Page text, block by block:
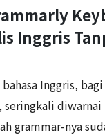
Inggris
Inggris,
diwarnai
grammar-nya